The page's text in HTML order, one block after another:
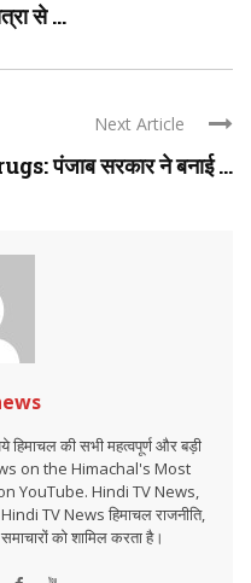
से ...
Next Article
पंजाब सरकार ने बनाई ...
की सभी महत्वपूर्ण और बड़ी
on the Himachal's Most
YouTube. Hindi TV News,
TV News हिमाचल राजनीति,
को शामिल करता है।